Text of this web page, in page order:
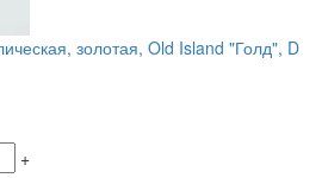
золотая, Old Island "Голд", D
+